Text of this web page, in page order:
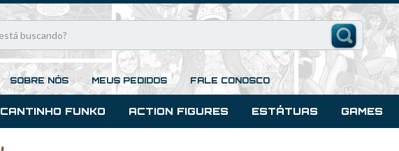
SOBRE NÓS MEUS PEDIDOS FALE CONOSCO
CANTINHO FUNKO ACTION FIGURES ESTÁTUAS GAMES